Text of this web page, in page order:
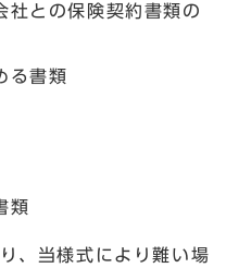
社との保険契約書類の
る書類
類
、当様式により難い場